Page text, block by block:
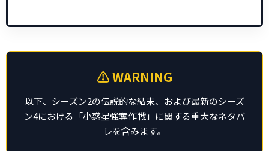
⚠️ WARNING
以下、シーズン2の伝説的な結末、および最新のシーズ
ン4における「小惑星強奪作戦」に関する重大なネタバ
レを含みます。